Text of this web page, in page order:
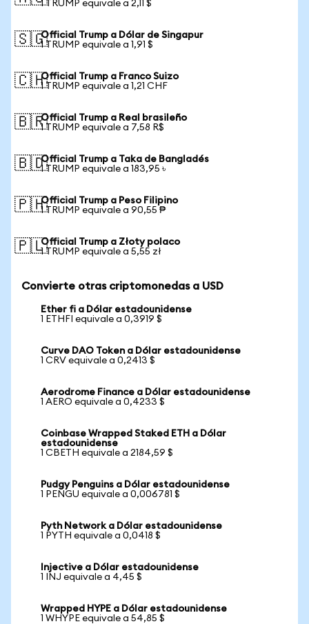
1 TRUMP equivale a 2,11 $
🇸🇬Official Trump a Dólar de Singapur
1 TRUMP equivale a 1,91 $
🇨🇭Official Trump a Franco Suizo
1 TRUMP equivale a 1,21 CHF
🇧🇷Official Trump a Real brasileño
1 TRUMP equivale a 7,58 R$
🇧🇩Official Trump a Taka de Bangladés
1 TRUMP equivale a 183,95 ৳
🇵🇭Official Trump a Peso Filipino
1 TRUMP equivale a 90,55 ₱
🇵🇱Official Trump a Złoty polaco
1 TRUMP equivale a 5,55 zł
Convierte otras criptomonedas a USD
Ether fi a Dólar estadounidense
1 ETHFI equivale a 0,3919 $
Curve DAO Token a Dólar estadounidense
1 CRV equivale a 0,2413 $
Aerodrome Finance a Dólar estadounidense
1 AERO equivale a 0,4233 $
Coinbase Wrapped Staked ETH a Dólar
estadounidense
1 CBETH equivale a 2184,59 $
Pudgy Penguins a Dólar estadounidense
1 PENGU equivale a 0,006781 $
Pyth Network a Dólar estadounidense
1 PYTH equivale a 0,0418 $
Injective a Dólar estadounidense
1 INJ equivale a 4,45 $
Wrapped HYPE a Dólar estadounidense
1 WHYPE equivale a 54,85 $